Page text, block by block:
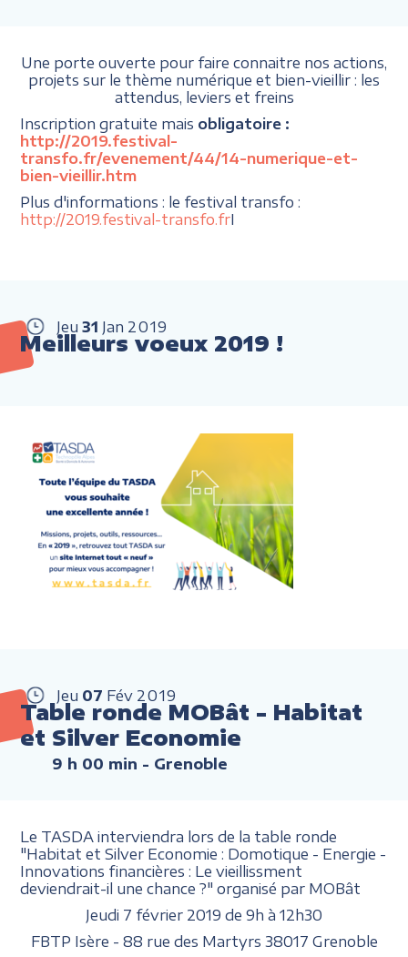
Une porte ouverte pour faire connaitre nos actions,
projets sur le thème numérique et bien-vieillir : les
attendus, leviers et freins
Inscription gratuite mais obligatoire :
http://2019.festival-
transfo.fr/evenement/44/14-numerique-et-
bien-vieillir.htm
Plus d'informations : le festival transfo :
http://2019.festival-transfo.frI
Jeu 31 Jan 2019
Meilleurs voeux 2019 !
Jeu 07 Fév 2019
Table ronde MOBât - Habitat
et Silver Economie
9 h 00 min - Grenoble
Le TASDA interviendra lors de la table ronde
"Habitat et Silver Economie : Domotique - Energie -
Innovations financières : Le vieillissment
deviendrait-il une chance ?" organisé par MOBât
Jeudi 7 février 2019 de 9h à 12h30
FBTP Isère - 88 rue des Martyrs 38017 Grenoble